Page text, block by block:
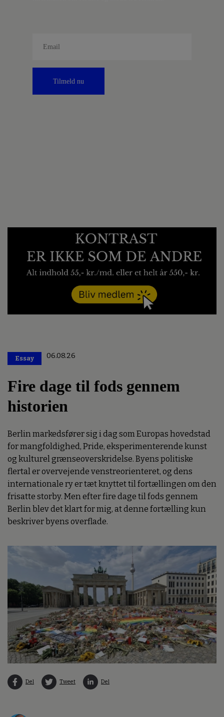
Tilmeld nu
Essay 06.08.26
Fire dage til fods gennem
historien
Berlin markedsfører sig i dag som Europas hovedstad
for mangfoldighed, Pride, eksperimenterende kunst
og kulturel grænseoverskridelse. Byens politiske
flertal er overvejende venstreorienteret, og dens
internationale ry er tæt knyttet til fortællingen om den
frisatte storby. Men efter fire dage til fods gennem
Berlin blev det klart for mig, at denne fortælling kun
beskriver byens overflade.
Del Tweet Del